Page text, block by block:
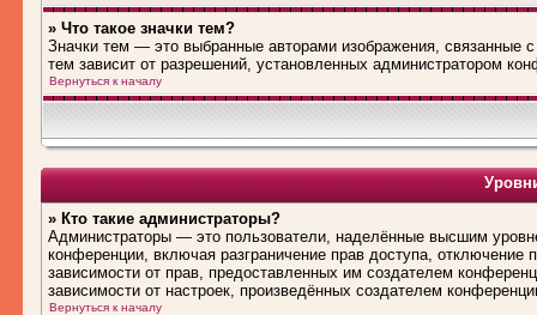
» Что такое значки тем?
Значки тем — это выбранные авторами изображения, связанные
тем зависит от разрешений, установленных администратором
Вернуться к началу
» Кто такие администраторы?
Администраторы — это пользователи, наделённые высшим
конференции, включая разграничение прав доступа, отключение
зависимости от прав, предоставленных им создателем
зависимости от настроек, произведённых создателем
Вернуться к началу